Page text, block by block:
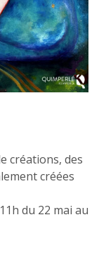
créations, des
créées
du 22 mai au